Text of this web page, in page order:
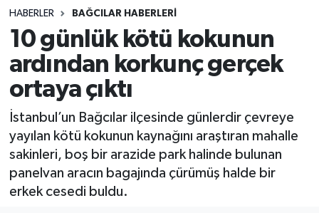
HABERLER BAĞCILAR HABERLERI
10 günlük kötü kokunun
ardından korkunç gerçek
ortaya çıktı
İstanbul’un Bağcılar ilçesinde günlerdir çevreye
yayılan kötü kokunun kaynağını araştıran mahalle
sakinleri, boş bir arazide park halinde bulunan
panelvan aracın bagajında çürümüş halde bir
erkek cesedi buldu.
İSTANBUL
DÜNYA
SPOR
MAGAZİN
KÜLTÜR SANAT
SAĞLIK
Trafik Durumu
Süper Lig Puan Durumu ve Fikstür
Tüm Manşetler
Son Dakika Haberleri
Haber Arşivi